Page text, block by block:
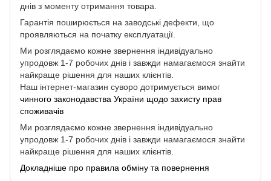
днів з моменту отримання товара.
Гарантія поширюється на заводські дефекти, що
проявляються на початку експлуатації.
Ми розглядаємо кожне звернення індивідуально
упродовж 1-7 робочих днів і завжди намагаємося знайти
найкраще рішення для наших клієнтів.
Наш інтернет-магазин суворо дотримується вимог
чинного законодавства України щодо захисту прав
споживачів
Ми розглядаємо кожне звернення індивідуально
упродовж 1-7 робочих днів і завжди намагаємося знайти
найкраще рішення для наших клієнтів.
Докладніше про правила обміну та повернення